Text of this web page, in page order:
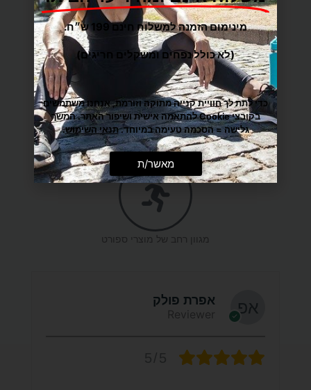
משלוח הכי מהיר עד הבית
מענה אישי ומקצועי
מגוון רחב של מוצרי ספורט
אפרת פולק
Reviewer
מינימום הזמנה למשלוח חינם 199 ש״ח.
(לא כולל נפחים ומשקלים חריגים)
כדי לתת לך חוויית קנייה מתוקה וזורמת, אנחנו משתמשים
בקובצי Cookie להתאמה אישית ושיפור האתר. המשך
גלישה = הסכמה טעימה במיוחד.תנאי השימוש.
מאשר/ת